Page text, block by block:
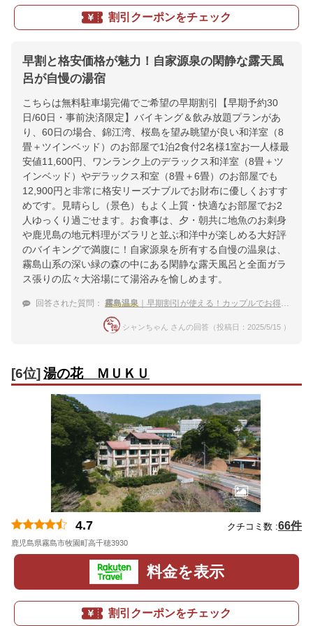
割引クーポンをチェック
早割と格安価格が魅力！自家源泉の閑静な露天風
呂が自慢の湯宿
こちらは無料駐車場完備でご希望の早期割引【早期予約30
日/60日・事前決済限定】バイキング＆飲み放題プランがあ
り、60日の場合、錦江湾、桜島を望み眺望が良い和洋室（8
畳＋ツインベッド）のお部屋で1泊2食付2名様1室お一人様最
安値11,600円、ワンランク上のデラックス和洋室（8畳＋ツ
インベッド）やデラックス和室（8畳＋6畳）のお部屋でも
12,900円と非常に格安リーズナブルでお財布に優しくおすす
めです。見晴らし（景色）もよく上質・快適なお部屋でお2
人ゆっくり過ごせます。お食事は、夕・朝共に地魚のお刺身
や鹿児島の地元料理がズラリと並ぶ和洋中が楽しめる大好評
のバイキングで満腹に！自家源泉を所有する自慢の温泉は、
霧島山系の深い緑の森の中にある閑静な露天風呂と全面ガラ
ス張りの広々大浴場にて湯浴みを愉しめます。
回答された質問： 霧島温泉 ｜早期割引が使える！カップルでお得に泊まれる宿のおすすめは？
シャンちゃん さんの回答（投稿日：2025/5/15 ）
[6位]湯の花 ＭＵＫＵ
4.7 クチコミ数 :66件
鹿児島県霧島市牧園町高千穂3930
料金を表示
割引クーポンをチェック